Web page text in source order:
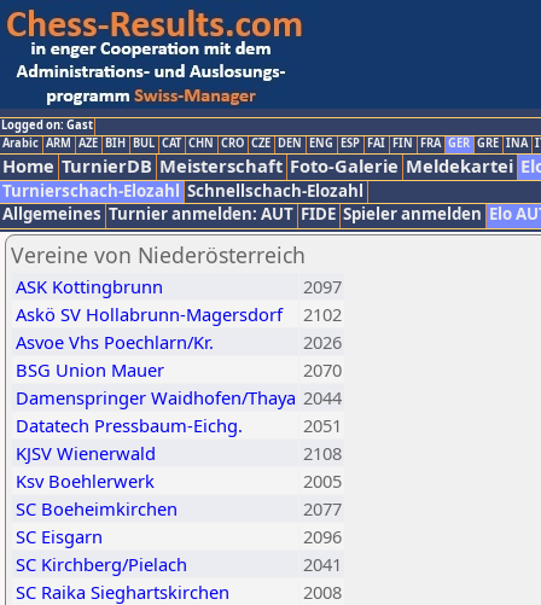
Logged on: Gast
Arabic ARM AZE BIH BUL CAT CHN CRO CZE DEN ENG ESP FAI FIN FRA GER GRE INA
Home TurnierDB Meisterschaft Foto-Galerie Meldekartei
Turnierschach-Elozahl Schnellschach-Elozahl
Allgemeines Turnier anmelden: AUT FIDE Spieler anmelden Elo
Vereine von Niederösterreich
ASK Kottingbrunn
2097
Askö SV Hollabrunn-Magersdorf
2102
Asvoe Vhs Poechlarn/Kr.
2026
BSG Union Mauer
2070
Damenspringer Waidhofen/Thaya 2044
Datatech Pressbaum-Eichg.
2051
KJSV Wienerwald
2108
Ksv Boehlerwerk
2005
SC Boeheimkirchen
2077
SC Eisgarn
2096
SC Kirchberg/Pielach
2041
SC Raika Sieghartskirchen
2008